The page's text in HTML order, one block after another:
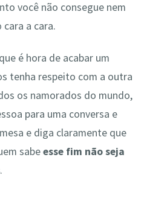
você não consegue nem
a cara.
é hora de acabar um
tenha respeito com a outra
os namorados do mundo,
para uma conversa e
e diga claramente que
sabeesse fim não seja
.